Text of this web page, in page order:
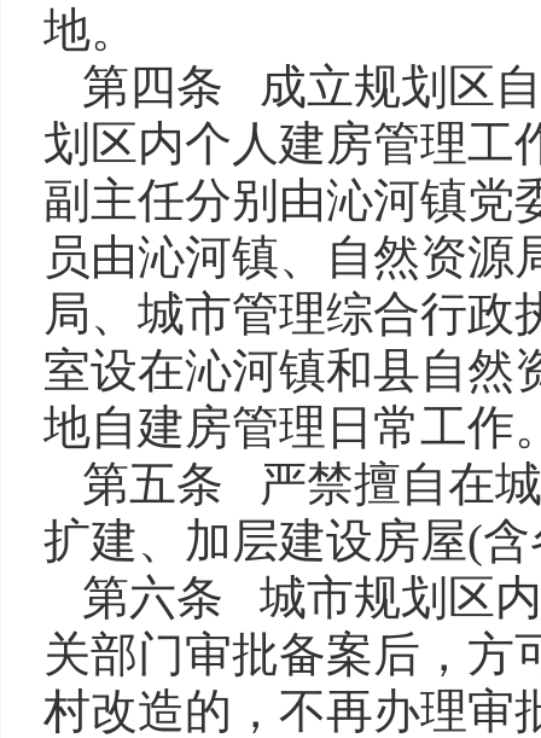
地。
第四条 成立规划区
划区内个人建房管理工
副主任分别由沁河镇党
员由沁河镇、自然资源
局、城市管理综合行政
室设在沁河镇和县自然
地自建房管理日常工作
第五条 严禁擅自在
扩建、加层建设房屋(
第六条 城市规划区
关部门审批备案后，方
村改造的，不再办理审